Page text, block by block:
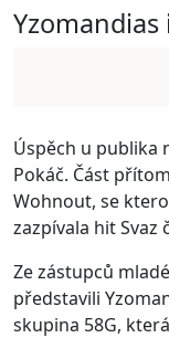
Yzomandias
Úspěch u publika
Pokáč. Část
Wohnout, se
zazpívala hit Svaz
Ze zástupců
představili
skupina 58G,